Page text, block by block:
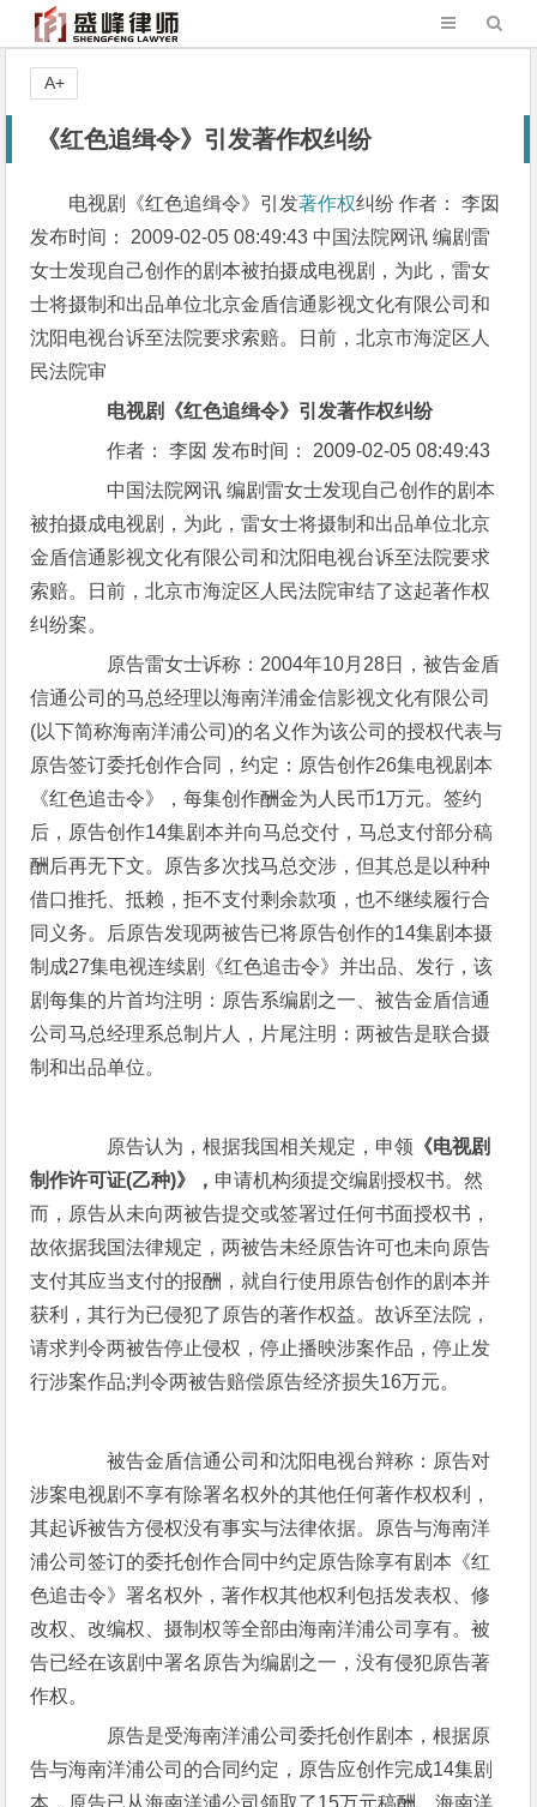
《红色追缉令》引发著作权纠纷
电视剧《红色追缉令》引发著作权纠纷 作者： 李囡
发布时间： 2009-02-05 08:49:43 中国法院网讯 编剧雷
女士发现自己创作的剧本被拍摄成电视剧，为此，雷女
士将摄制和出品单位北京金盾信通影视文化有限公司和
沈阳电视台诉至法院要求索赔。日前，北京市海淀区人
民法院审
电视剧《红色追缉令》引发著作权纠纷
作者： 李囡 发布时间： 2009-02-05 08:49:43
中国法院网讯 编剧雷女士发现自己创作的剧本
被拍摄成电视剧，为此，雷女士将摄制和出品单位北京
金盾信通影视文化有限公司和沈阳电视台诉至法院要求
索赔。日前，北京市海淀区人民法院审结了这起著作权
纠纷案。
原告雷女士诉称：2004年10月28日，被告金盾
信通公司的马总经理以海南洋浦金信影视文化有限公司
(以下简称海南洋浦公司)的名义作为该公司的授权代表与
原告签订委托创作合同，约定：原告创作26集电视剧本
《红色追击令》，每集创作酬金为人民币1万元。签约
后，原告创作14集剧本并向马总交付，马总支付部分稿
酬后再无下文。原告多次找马总交涉，但其总是以种种
借口推托、抵赖，拒不支付剩余款项，也不继续履行合
同义务。后原告发现两被告已将原告创作的14集剧本摄
制成27集电视连续剧《红色追击令》并出品、发行，该
剧每集的片首均注明：原告系编剧之一、被告金盾信通
公司马总经理系总制片人，片尾注明：两被告是联合摄
制和出品单位。
原告认为，根据我国相关规定，申领 《电视剧
制作许可证(乙种)》， 申请机构须提交编剧授权书。然
而，原告从未向两被告提交或签署过任何书面授权书，
故依据我国法律规定，两被告未经原告许可也未向原告
支付其应当支付的报酬，就自行使用原告创作的剧本并
获利，其行为已侵犯了原告的著作权益。故诉至法院，
请求判令两被告停止侵权，停止播映涉案作品，停止发
行涉案作品;判令两被告赔偿原告经济损失16万元。
被告金盾信通公司和沈阳电视台辩称：原告对
涉案电视剧不享有除署名权外的其他任何著作权权利，
其起诉被告方侵权没有事实与法律依据。原告与海南洋
浦公司签订的委托创作合同中约定原告除享有剧本《红
色追击令》署名权外，著作权其他权利包括发表权、修
改权、改编权、摄制权等全部由海南洋浦公司享有。被
告已经在该剧中署名原告为编剧之一，没有侵犯原告著
作权。
原告是受海南洋浦公司委托创作剧本，根据原
告与海南洋浦公司的合同约定，原告应创作完成14集剧
本，原告已从海南洋浦公司领取了15万元稿酬。海南洋
A+